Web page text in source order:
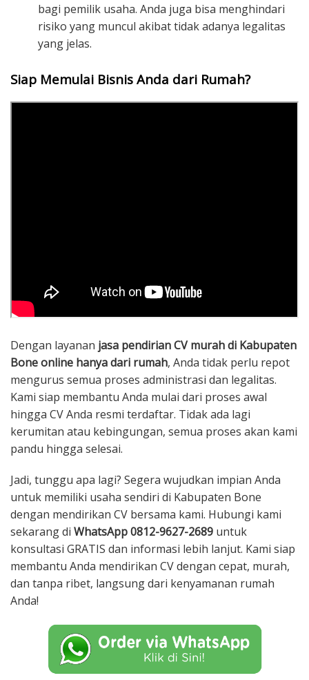
bagi pemilik usaha. Anda juga bisa menghindari
risiko yang muncul akibat tidak adanya legalitas
yang jelas.
Siap Memulai Bisnis Anda dari Rumah?
Dengan layanan jasa pendirian CV murah di Kabupaten
Bone online hanya dari rumah, Anda tidak perlu repot
mengurus semua proses administrasi dan legalitas.
Kami siap membantu Anda mulai dari proses awal
hingga CV Anda resmi terdaftar. Tidak ada lagi
kerumitan atau kebingungan, semua proses akan kami
pandu hingga selesai.
Jadi, tunggu apa lagi? Segera wujudkan impian Anda
untuk memiliki usaha sendiri di Kabupaten Bone
dengan mendirikan CV bersama kami. Hubungi kami
sekarang di WhatsApp 0812-9627-2689 untuk
konsultasi GRATIS dan informasi lebih lanjut. Kami siap
membantu Anda mendirikan CV dengan cepat, murah,
dan tanpa ribet, langsung dari kenyamanan rumah
Anda!